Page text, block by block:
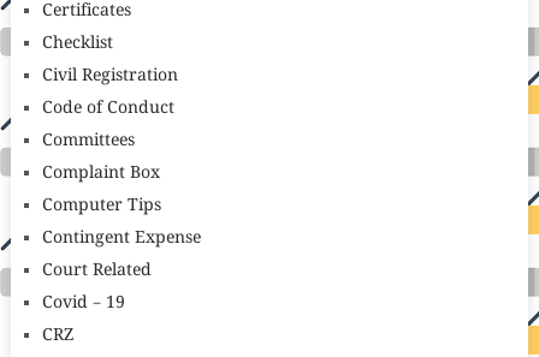
Certificates
Checklist
Civil Registration
Code of Conduct
Committees
Complaint Box
Computer Tips
Contingent Expense
Court Related
Covid – 19
CRZ